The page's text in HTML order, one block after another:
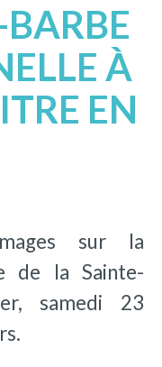
À
EN
sur la
de la Sainte-
samedi 23